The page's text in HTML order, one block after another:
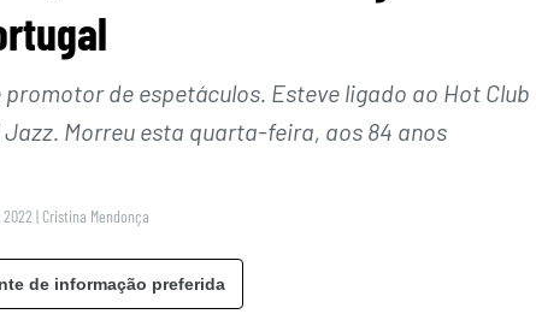
de espetáculos. Esteve ligado ao Hot Club
Morreu esta quarta-feira, aos 84 anos
2022 | Cristina Mendonça
de informação preferida